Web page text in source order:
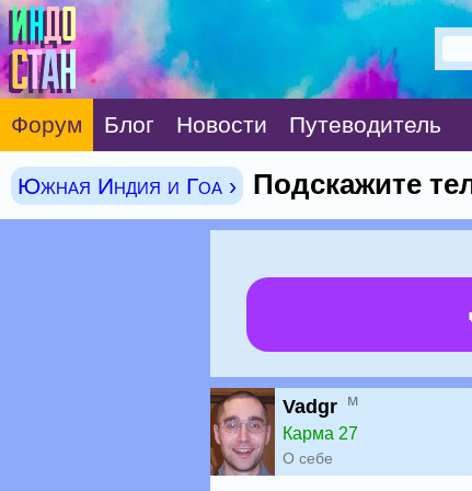
Форум Блог Новости Путеводитель
Южная Индия и Гоа › Подскажите
Vadgr м
Карма 27
О себе